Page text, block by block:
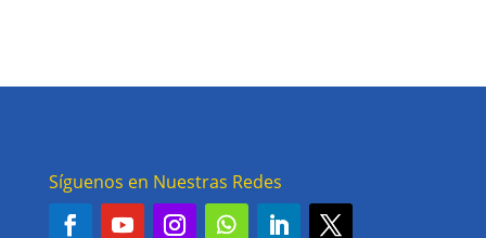
Síguenos en Nuestras Redes